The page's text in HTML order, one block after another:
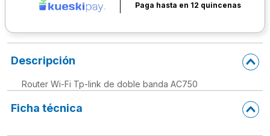
Paga hasta en 12 quincenas
Descripción
Router Wi-Fi Tp-link de doble banda AC750
Ficha técnica